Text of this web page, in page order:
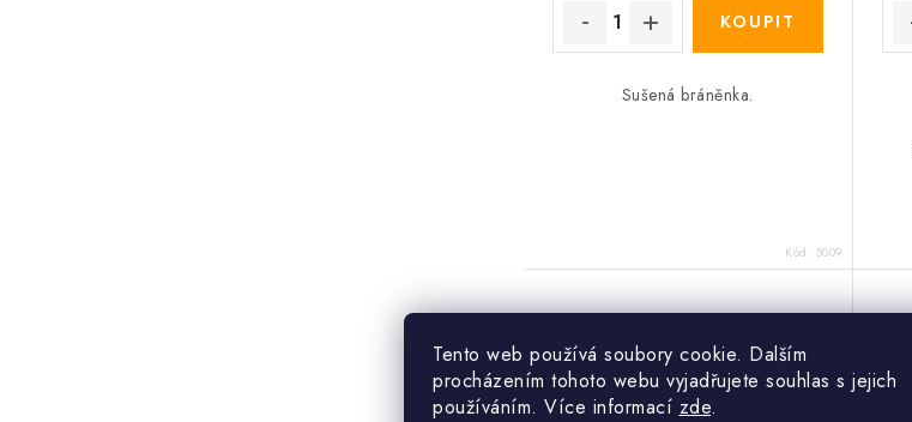
Tento web používá soubory cookie. Dalším
procházením tohoto webu vyjadřujete souhlas s jejich
používáním. Více informací zde.
Sušená bráněnka.
Kód: 5009
Košík lojový s arašídy 250g
pro ptáky Zolux